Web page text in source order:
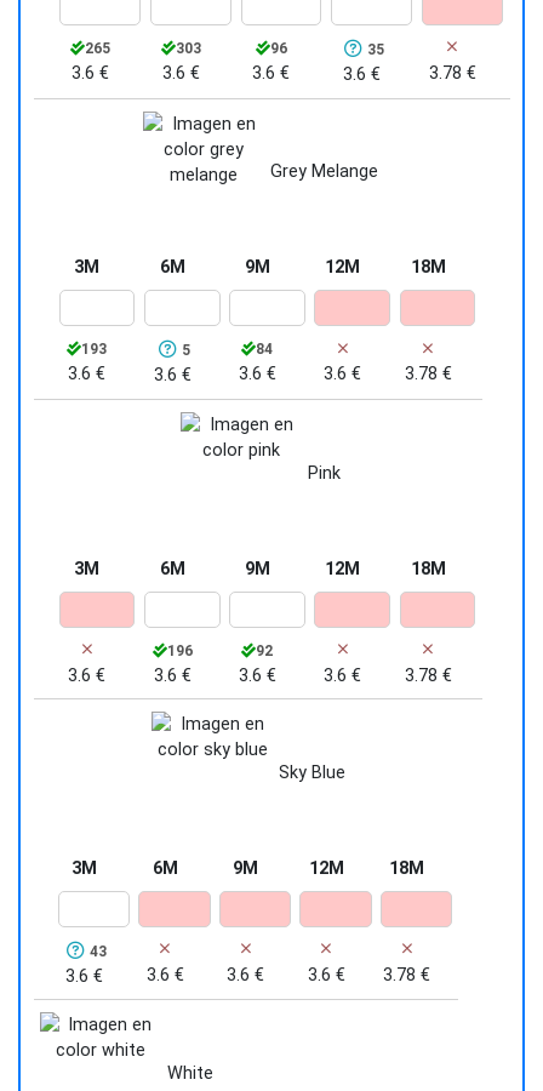
bebé.
265
3.6 €
303
3.6 €
96
3.6 €
35
3.6 € 3.78 €
Grey Melange
3M
193
3.6 €
6M
5
3.6 €
9M
84
3.6 €
12M
3.6 €
18M
3.78 €
Pink
3M
3.6 €
6M
196
3.6 €
9M
92
3.6 €
12M
3.6 €
18M
3.78 €
Sky Blue
3M
43
3.6 €
6M
3.6 €
9M
3.6 €
12M
3.6 €
18M
3.78 €
White